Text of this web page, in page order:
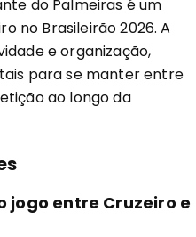
do Palmeiras é um
no Brasileirão 2026. A
e organização,
para se manter entre
ao longo da
jogo entre Cruzeiro e